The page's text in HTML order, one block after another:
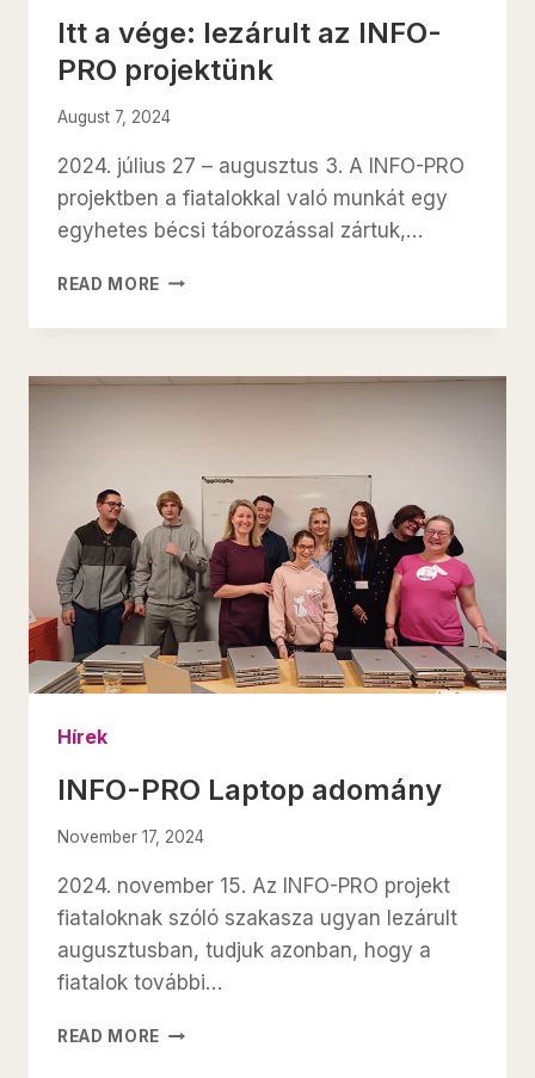
Itt a vége: lezárult az INFO-
PRO projektünk
August 7, 2024
2024. július 27 – augusztus 3. A INFO-PRO
projektben a fiatalokkal való munkát egy
egyhetes bécsi táborozással zártuk,…
READ MORE ITT
VÉGE:
AZ
Hírek
INFO-PRO Laptop adomány
November 17, 2024
2024. november 15. Az INFO-PRO projekt
fiataloknak szóló szakasza ugyan lezárult
augusztusban, tudjuk azonban, hogy a
fiatalok további…
READ MORE INFO-